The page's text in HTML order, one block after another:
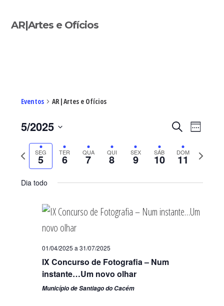
AR|Artes e Ofícios
Eventos AR|Artes e Ofícios
de
pesquisa
de
PESQUISAR
de
de
WEEK
5/2025
Select
date.
Previous
week
SEG
5 TER
6 QUA
7 QUI
8 SEX
9 SÁB
10 DOM
11
Next
Dia todo
01/04/2025 a 31/07/2025
IX Concurso de Fotografia – Num
instante…Um novo olhar
Município de Santiago do Cacém
Sidebar